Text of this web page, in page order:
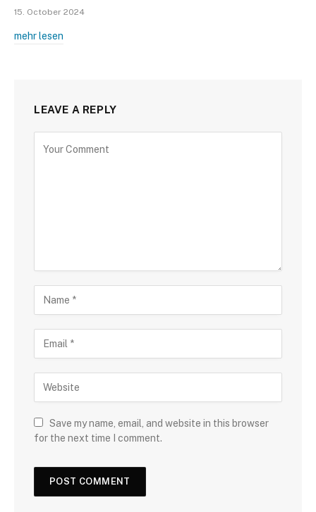
15. October 2024
mehr lesen
LEAVE A REPLY
Save my name, email, and website in this browser
for the next time I comment.